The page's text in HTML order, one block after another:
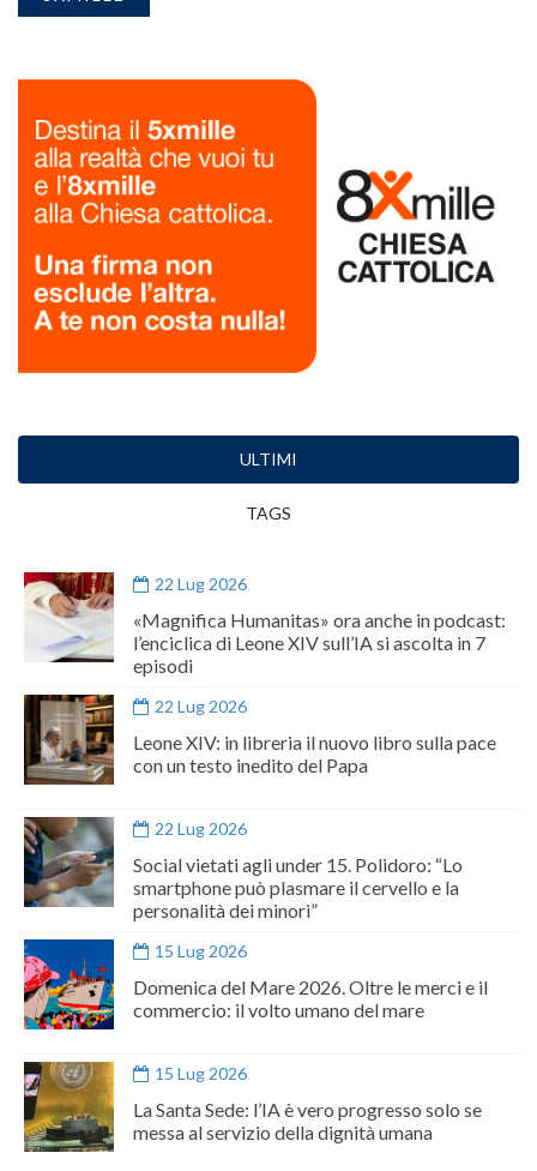
ULTIMI
TAGS
22 Lug 2026
«Magnifica Humanitas» ora anche in podcast:
l’enciclica di Leone XIV sull’IA si ascolta in 7
episodi
22 Lug 2026
Leone XIV: in libreria il nuovo libro sulla pace
con un testo inedito del Papa
22 Lug 2026
Social vietati agli under 15. Polidoro: “Lo
smartphone può plasmare il cervello e la
personalità dei minori”
15 Lug 2026
Domenica del Mare 2026. Oltre le merci e il
commercio: il volto umano del mare
15 Lug 2026
La Santa Sede: l’IA è vero progresso solo se
messa al servizio della dignità umana